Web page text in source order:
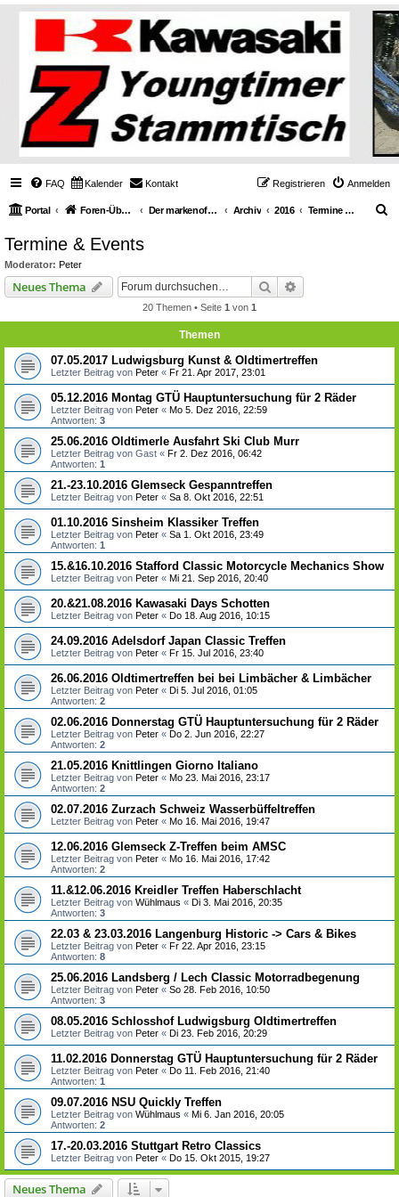
FAQ Kalender Kontakt Anmelden
Registrieren
Portal Foren-Übersicht Der markenoffene Z-Stammtisch für Youngtimerbiker Archiv 2016 Termine & Events
Termine & Events
Moderator: Peter
Neues Thema Suche
20 Themen • Seite 1 von 1
Themen
07.05.2017 Ludwigsburg Kunst & Oldtimertreffen
Letzter Beitrag von Peter « Fr 21. Apr 2017, 23:01
05.12.2016 Montag GTÜ Hauptuntersuchung für 2 Räder
Letzter Beitrag von Peter « Mo 5. Dez 2016, 22:59
Antworten: 3
25.06.2016 Oldtimerle Ausfahrt Ski Club Murr
Letzter Beitrag von Gast « Fr 2. Dez 2016, 06:42
Antworten: 1
21.-23.10.2016 Glemseck Gespanntreffen
Letzter Beitrag von Peter « Sa 8. Okt 2016, 22:51
01.10.2016 Sinsheim Klassiker Treffen
Letzter Beitrag von Peter « Sa 1. Okt 2016, 23:49
Antworten: 1
15.&16.10.2016 Stafford Classic Motorcycle Mechanics Show
Letzter Beitrag von Peter « Mi 21. Sep 2016, 20:40
20.&21.08.2016 Kawasaki Days Schotten
Letzter Beitrag von Peter « Do 18. Aug 2016, 10:15
24.09.2016 Adelsdorf Japan Classic Treffen
Letzter Beitrag von Peter « Fr 15. Jul 2016, 23:40
26.06.2016 Oldtimertreffen bei bei Limbächer & Limbächer
Letzter Beitrag von Peter « Di 5. Jul 2016, 01:05
Antworten: 2
02.06.2016 Donnerstag GTÜ Hauptuntersuchung für 2 Räder
Letzter Beitrag von Peter « Do 2. Jun 2016, 22:27
Antworten: 2
21.05.2016 Knittlingen Giorno Italiano
Letzter Beitrag von Peter « Mo 23. Mai 2016, 23:17
Antworten: 2
02.07.2016 Zurzach Schweiz Wasserbüffeltreffen
Letzter Beitrag von Peter « Mo 16. Mai 2016, 19:47
12.06.2016 Glemseck Z-Treffen beim AMSC
Letzter Beitrag von Peter « Mo 16. Mai 2016, 17:42
Antworten: 2
11.&12.06.2016 Kreidler Treffen Haberschlacht
Letzter Beitrag von Wühlmaus « Di 3. Mai 2016, 20:35
Antworten: 3
22.03 & 23.03.2016 Langenburg Historic -> Cars & Bikes
Letzter Beitrag von Peter « Fr 22. Apr 2016, 23:15
Antworten: 8
25.06.2016 Landsberg / Lech Classic Motorradbegenung
Letzter Beitrag von Peter « So 28. Feb 2016, 10:50
Antworten: 3
08.05.2016 Schlosshof Ludwigsburg Oldtimertreffen
Letzter Beitrag von Peter « Di 23. Feb 2016, 20:29
11.02.2016 Donnerstag GTÜ Hauptuntersuchung für 2 Räder
Letzter Beitrag von Peter « Do 11. Feb 2016, 21:40
Antworten: 1
09.07.2016 NSU Quickly Treffen
Letzter Beitrag von Wühlmaus « Mi 6. Jan 2016, 20:05
Antworten: 2
17.-20.03.2016 Stuttgart Retro Classics
Letzter Beitrag von Peter « Do 15. Okt 2015, 19:27
Neues Thema